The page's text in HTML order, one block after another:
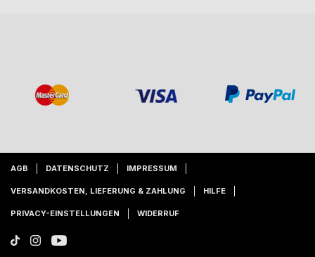
AGB DATENSCHUTZ IMPRESSUM
VERSANDKOSTEN, LIEFERUNG & ZAHLUNG HILFE
PRIVACY-EINSTELLUNGEN WIDERRUF